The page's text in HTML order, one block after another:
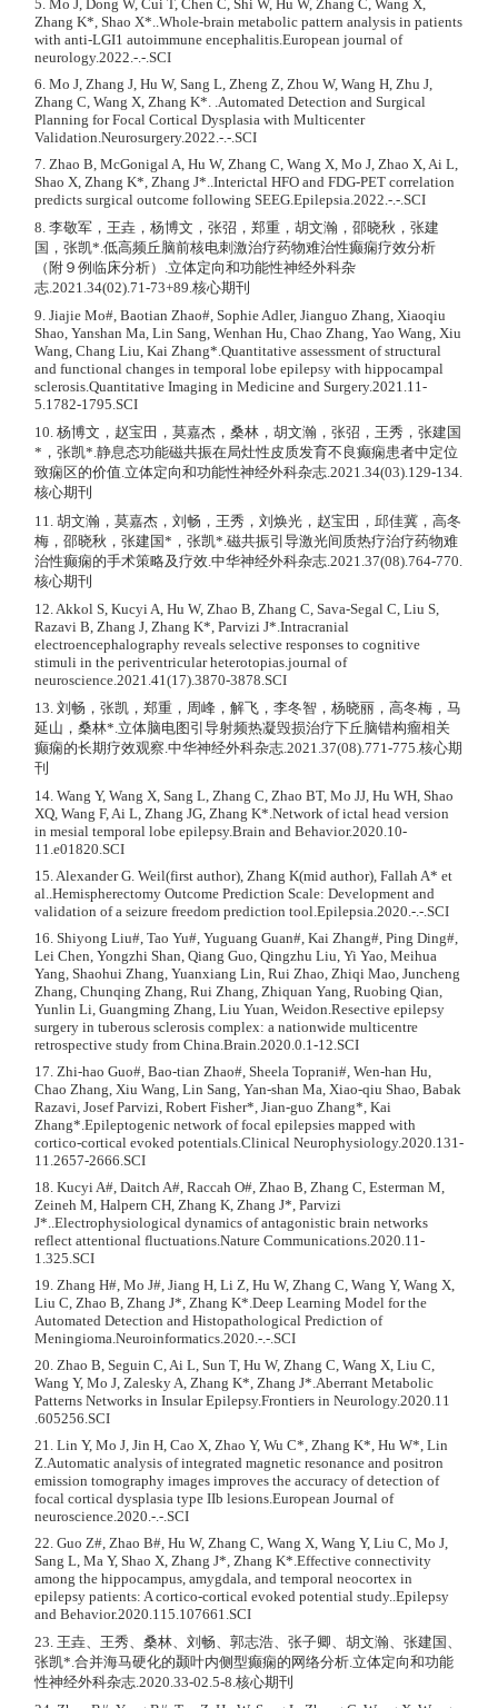
5. Mo J, Dong W, Cui T, Chen C, Shi W, Hu W, Zhang C, Wang X,
Zhang K*, Shao X*..Whole-brain metabolic pattern analysis in patients
with anti-LGI1 autoimmune encephalitis.European journal of
neurology.2022.-.-.SCI
6. Mo J, Zhang J, Hu W, Sang L, Zheng Z, Zhou W, Wang H, Zhu J,
Zhang C, Wang X, Zhang K*. .Automated Detection and Surgical
Planning for Focal Cortical Dysplasia with Multicenter
Validation.Neurosurgery.2022.-.-.SCI
7. Zhao B, McGonigal A, Hu W, Zhang C, Wang X, Mo J, Zhao X, Ai L,
Shao X, Zhang K*, Zhang J*..Interictal HFO and FDG-PET correlation
predicts surgical outcome following SEEG.Epilepsia.2022.-.-.SCI
8. 李敬军，王垚，杨博文，张弨，郑重，胡文瀚，邵晓秋，张建
国，张凯*.低高频丘脑前核电刺激治疗药物难治性癫痫疗效分析
（附９例临床分析）.立体定向和功能性神经外科杂
志.2021.34(02).71-73+89.核心期刊
9. Jiajie Mo#, Baotian Zhao#, Sophie Adler, Jianguo Zhang, Xiaoqiu
Shao, Yanshan Ma, Lin Sang, Wenhan Hu, Chao Zhang, Yao Wang, Xiu
Wang, Chang Liu, Kai Zhang*.Quantitative assessment of structural
and functional changes in temporal lobe epilepsy with hippocampal
sclerosis.Quantitative Imaging in Medicine and Surgery.2021.11-
5.1782-1795.SCI
10. 杨博文，赵宝田，莫嘉杰，桑林，胡文瀚，张弨，王秀，张建国
*，张凯*.静息态功能磁共振在局灶性皮质发育不良癫痫患者中定位
致痫区的价值.立体定向和功能性神经外科杂志.2021.34(03).129-134.
核心期刊
11. 胡文瀚，莫嘉杰，刘畅，王秀，刘焕光，赵宝田，邱佳冀，高冬
梅，邵晓秋，张建国*，张凯*.磁共振引导激光间质热疗治疗药物难
治性癫痫的手术策略及疗效.中华神经外科杂志.2021.37(08).764-770.
核心期刊
12. Akkol S, Kucyi A, Hu W, Zhao B, Zhang C, Sava-Segal C, Liu S,
Razavi B, Zhang J, Zhang K*, Parvizi J*.Intracranial
electroencephalography reveals selective responses to cognitive
stimuli in the periventricular heterotopias.journal of
neuroscience.2021.41(17).3870-3878.SCI
13. 刘畅，张凯，郑重，周峰，解飞，李冬智，杨晓丽，高冬梅，马
延山，桑林*.立体脑电图引导射频热凝毁损治疗下丘脑错构瘤相关
癫痫的长期疗效观察.中华神经外科杂志.2021.37(08).771-775.核心期
刊
14. Wang Y, Wang X, Sang L, Zhang C, Zhao BT, Mo JJ, Hu WH, Shao
XQ, Wang F, Ai L, Zhang JG, Zhang K*.Network of ictal head version
in mesial temporal lobe epilepsy.Brain and Behavior.2020.10-
11.e01820.SCI
15. Alexander G. Weil(first author), Zhang K(mid author), Fallah A* et
al..Hemispherectomy Outcome Prediction Scale: Development and
validation of a seizure freedom prediction tool.Epilepsia.2020.-.-.SCI
16. Shiyong Liu#, Tao Yu#, Yuguang Guan#, Kai Zhang#, Ping Ding#,
Lei Chen, Yongzhi Shan, Qiang Guo, Qingzhu Liu, Yi Yao, Meihua
Yang, Shaohui Zhang, Yuanxiang Lin, Rui Zhao, Zhiqi Mao, Juncheng
Zhang, Chunqing Zhang, Rui Zhang, Zhiquan Yang, Ruobing Qian,
Yunlin Li, Guangming Zhang, Liu Yuan, Weidon.Resective epilepsy
surgery in tuberous sclerosis complex: a nationwide multicentre
retrospective study from China.Brain.2020.0.1-12.SCI
17. Zhi-hao Guo#, Bao-tian Zhao#, Sheela Toprani#, Wen-han Hu,
Chao Zhang, Xiu Wang, Lin Sang, Yan-shan Ma, Xiao-qiu Shao, Babak
Razavi, Josef Parvizi, Robert Fisher*, Jian-guo Zhang*, Kai
Zhang*.Epileptogenic network of focal epilepsies mapped with
cortico-cortical evoked potentials.Clinical Neurophysiology.2020.131-
11.2657-2666.SCI
18. Kucyi A#, Daitch A#, Raccah O#, Zhao B, Zhang C, Esterman M,
Zeineh M, Halpern CH, Zhang K, Zhang J*, Parvizi
J*..Electrophysiological dynamics of antagonistic brain networks
reflect attentional fluctuations.Nature Communications.2020.11-
1.325.SCI
19. Zhang H#, Mo J#, Jiang H, Li Z, Hu W, Zhang C, Wang Y, Wang X,
Liu C, Zhao B, Zhang J*, Zhang K*.Deep Learning Model for the
Automated Detection and Histopathological Prediction of
Meningioma.Neuroinformatics.2020.-.-.SCI
20. Zhao B, Seguin C, Ai L, Sun T, Hu W, Zhang C, Wang X, Liu C,
Wang Y, Mo J, Zalesky A, Zhang K*, Zhang J*.Aberrant Metabolic
Patterns Networks in Insular Epilepsy.Frontiers in Neurology.2020.11
.605256.SCI
21. Lin Y, Mo J, Jin H, Cao X, Zhao Y, Wu C*, Zhang K*, Hu W*, Lin
Z.Automatic analysis of integrated magnetic resonance and positron
emission tomography images improves the accuracy of detection of
focal cortical dysplasia type IIb lesions.European Journal of
neuroscience.2020.-.-.SCI
22. Guo Z#, Zhao B#, Hu W, Zhang C, Wang X, Wang Y, Liu C, Mo J,
Sang L, Ma Y, Shao X, Zhang J*, Zhang K*.Effective connectivity
among the hippocampus, amygdala, and temporal neocortex in
epilepsy patients: A cortico-cortical evoked potential study..Epilepsy
and Behavior.2020.115.107661.SCI
23. 王垚、王秀、桑林、刘畅、郭志浩、张子卿、胡文瀚、张建国、
张凯*.合并海马硬化的颞叶内侧型癫痫的网络分析.立体定向和功能
性神经外科杂志.2020.33-02.5-8.核心期刊